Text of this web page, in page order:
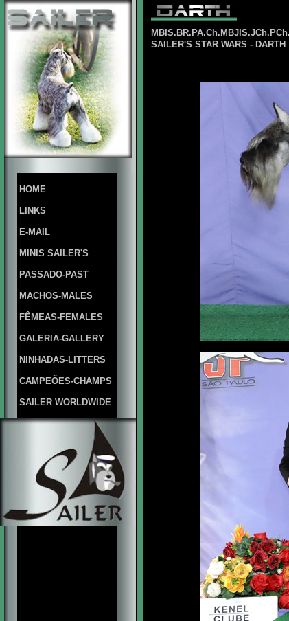
HOME
LINKS
E-MAIL
MINIS SAILER'S
PASSADO-PAST
MACHOS-MALES
FÊMEAS-FEMALES
GALERIA-GALLERY
NINHADAS-LITTERS
CAMPEÕES-CHAMPS
SAILER WORLDWIDE
SAILER'S STAR WARS - DARTH